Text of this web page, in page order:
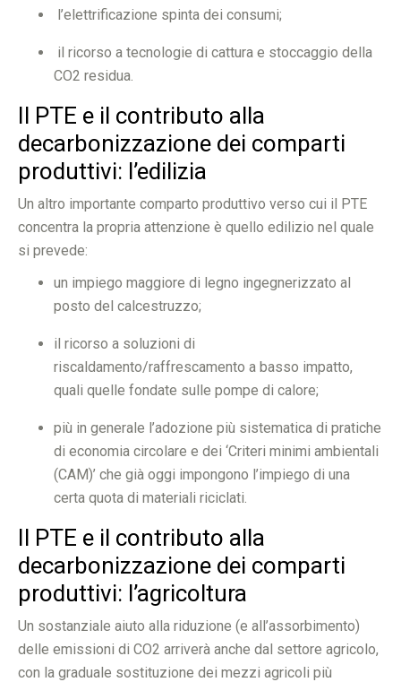
l’elettrificazione spinta dei consumi;
il ricorso a tecnologie di cattura e stoccaggio della
CO2 residua.
Il PTE e il contributo alla
decarbonizzazione dei comparti
produttivi: l’edilizia
Un altro importante comparto produttivo verso cui il PTE
concentra la propria attenzione è quello edilizio nel quale
si prevede:
un impiego maggiore di legno ingegnerizzato al
posto del calcestruzzo;
il ricorso a soluzioni di
riscaldamento/raffrescamento a basso impatto,
quali quelle fondate sulle pompe di calore;
più in generale l’adozione più sistematica di pratiche
di economia circolare e dei ‘Criteri minimi ambientali
(CAM)’ che già oggi impongono l’impiego di una
certa quota di materiali riciclati.
Il PTE e il contributo alla
decarbonizzazione dei comparti
produttivi: l’agricoltura
Un sostanziale aiuto alla riduzione (e all’assorbimento)
delle emissioni di CO2 arriverà anche dal settore agricolo,
con la graduale sostituzione dei mezzi agricoli più